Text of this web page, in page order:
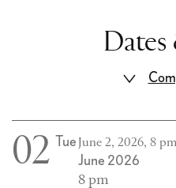
Dates
02 Tue June 2, 2026, 8 pm
June 2026
8 pm